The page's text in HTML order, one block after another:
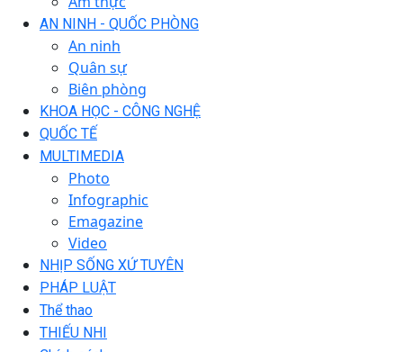
AN NINH - QUỐC PHÒNG
An ninh
Quân sự
Biên phòng
KHOA HỌC - CÔNG NGHỆ
QUỐC TẾ
MULTIMEDIA
Photo
Infographic
Emagazine
Video
NHỊP SỐNG XỨ TUYÊN
PHÁP LUẬT
Thể thao
THIẾU NHI